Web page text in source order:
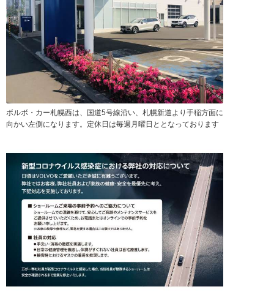
ボルボ・カー札幌西は、国道5号線沿い、札幌新道より手稲方面に
向かい左側になります。定休日は毎週月曜日ととなっております